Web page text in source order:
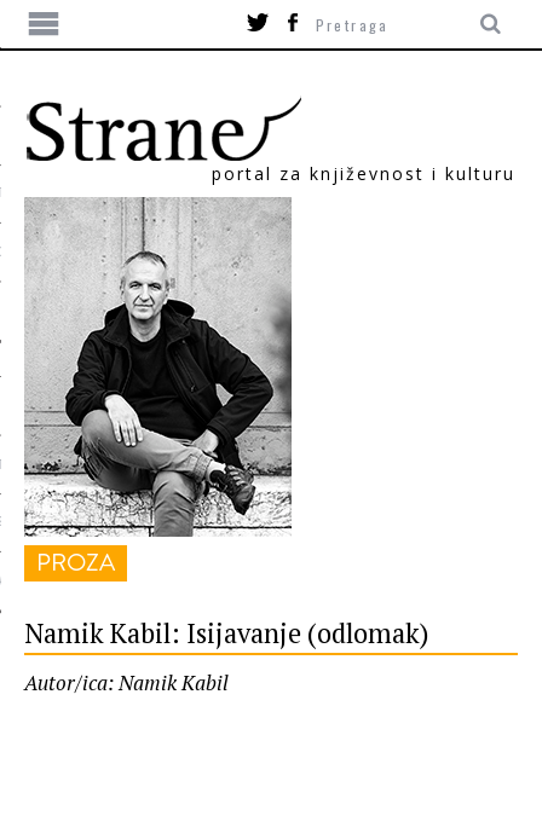
portal za književnost i kulturu
PROZA
Namik Kabil: Isijavanje (odlomak)
Autor/ica: Namik Kabil